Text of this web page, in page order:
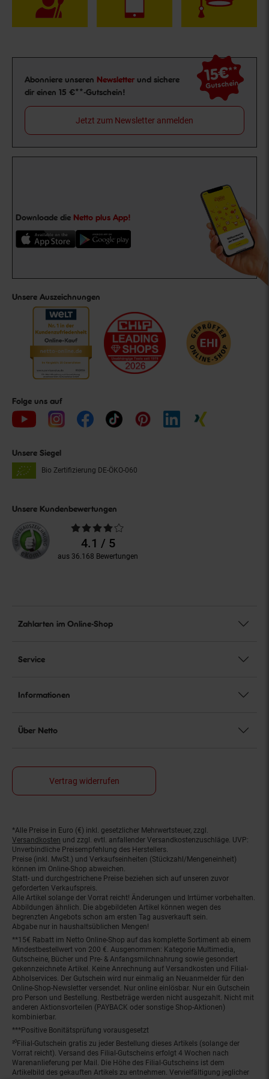
Newsletter Anmeldung
Abonniere unseren Newsletter und sichere
dir einen 15 €**-Gutschein!
15€**
Gutschein
Jetzt zum Newsletter anmelden
Downloade die Netto plus App!
Unsere Auszeichnungen
Folge uns auf
Unsere Siegel
Bio Zertifizierung DE-ÖKO-060
Unsere Kundenbewertungen
Durchschnittliche
Bewertungen4.1 / 5
aus 36.168 Bewertungen
Zahlarten im Online-Shop
Service
Informationen
Über Netto
Vertrag widerrufen
Fußnoten
*Alle Preise in Euro (€) inkl. gesetzlicher Mehrwertsteuer, zzgl.
Versandkosten und zzgl. evtl. anfallender Versandkostenzuschläge. UVP:
Unverbindliche Preisempfehlung des Herstellers.
Preise (inkl. MwSt.) und Verkaufseinheiten (Stückzahl/Mengeneinheit)
können im Online-Shop abweichen.
Statt- und durchgestrichene Preise beziehen sich auf unseren zuvor
geforderten Verkaufspreis.
Alle Artikel solange der Vorrat reicht! Änderungen und Irrtümer vorbehalten.
Abbildungen ähnlich. Die abgebildeten Artikel können wegen des
begrenzten Angebots schon am ersten Tag ausverkauft sein.
Abgabe nur in haushaltsüblichen Mengen!
**15€ Rabatt im Netto Online-Shop auf das komplette Sortiment ab einem
Mindestbestellwert von 200 €. Ausgenommen: Kategorie Multimedia,
Gutscheine, Bücher und Pre- & Anfangsmilchnahrung sowie gesondert
gekennzeichnete Artikel. Keine Anrechnung auf Versandkosten und Filial-
Abholservices. Der Gutschein wird nur einmalig an Neuanmelder für den
Online-Shop-Newsletter versendet. Nur online einlösbar. Nur ein Gutschein
pro Person und Bestellung. Restbeträge werden nicht ausgezahlt. Nicht mit
anderen Aktionsvorteilen (PAYBACK oder sonstige Shop-Aktionen)
kombinierbar.
***Positive Bonitätsprüfung vorausgesetzt
²⁰Filial-Gutschein gratis zu jeder Bestellung dieses Artikels (solange der
Vorrat reicht). Versand des Filial-Gutscheins erfolgt 4 Wochen nach
Warenanlieferung per Mail. Die Höhe des Filial-Gutscheins ist dem
Artikelbild des gekauften Artikels zu entnehmen. Vervielfältigung jeglicher